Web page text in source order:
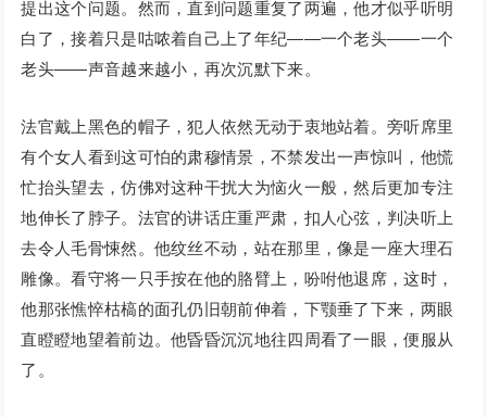
提出这个问题。然而，直到问题重复了两遍，他才似乎听明
白了，接着只是咕哝着自己上了年纪——一个老头——一个
老头——声音越来越小，再次沉默下来。
法官戴上黑色的帽子，犯人依然无动于衷地站着。旁听席里
有个女人看到这可怕的肃穆情景，不禁发出一声惊叫，他慌
忙抬头望去，仿佛对这种干扰大为恼火一般，然后更加专注
地伸长了脖子。法官的讲话庄重严肃，扣人心弦，判决听上
去令人毛骨悚然。他纹丝不动，站在那里，像是一座大理石
雕像。看守将一只手按在他的胳臂上，吩咐他退席，这时，
他那张憔悴枯槁的面孔仍旧朝前伸着，下颚垂了下来，两眼
直瞪瞪地望着前边。他昏昏沉沉地往四周看了一眼，便服从
了。